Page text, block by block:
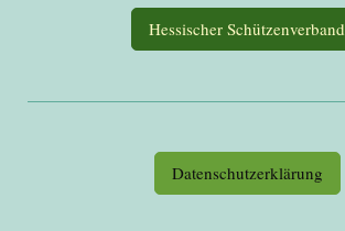
Hessischer Schützenverband
Datenschutzerklärung